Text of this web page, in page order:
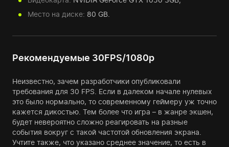
Место на диске: 80 GB.
Рекомендуемые 30FPS/1080p
Неизвестно, зачем разработчики опубликовали
требования для 30 FPS. Если в далеком начале нулевых
это было нормально, то современному геймеру уж точно
кажется дикостью. Тем более что игра – в жанре экшен,
будет невероятно сложно реагировать на разные
события вокруг с такой частотой обновления экрана.
Учтите также, что указано среднее значение, то есть в